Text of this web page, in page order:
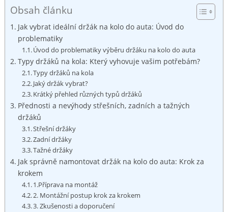
Obsah článku
Jak vybrat ideální držák na ‌kolo do auta: Úvod⁣ do
problematiky
Úvod do problematiky výběru držáku ⁢na kolo do auta
Typy držáků na kola: ​Který‍ vyhovuje⁤ vašim ⁣potřebám?
Typy ⁣držáků⁤ na kola
Jaký držák vybrat?
Krátký přehled různých typů držáků
Přednosti a nevýhody střešních, ⁣zadních a tažných
držáků
Střešní ‍držáky
Zadní držáky
Tažné držáky
Jak správně namontovat držák⁤ na kolo do ​auta: Krok za
krokem
1.Příprava na‍ montáž
2. Montážní postup⁣ krok za ​krokem
3. ​Zkušenosti a doporučení